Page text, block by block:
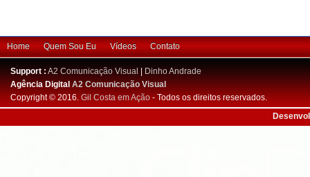
Home Quem Sou Eu Vídeos Contato
Support : A2 Comunicação Visual
Dinho Andrade
Agência DigitalA2 Comunicação Visual
Copyright © 2016. Gil Costa em Ação - Todos os direitos reservados.